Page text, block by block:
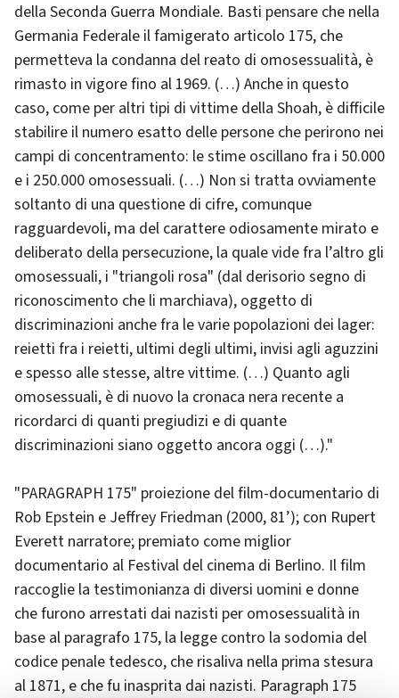
della Seconda Guerra Mondiale. Basti pensare che nella
Germania Federale il famigerato articolo 175, che
permetteva la condanna del reato di omosessualità, è
rimasto in vigore fino al 1969. (…) Anche in questo
caso, come per altri tipi di vittime della Shoah, è difficile
stabilire il numero esatto delle persone che perirono nei
campi di concentramento: le stime oscillano fra i 50.000
e i 250.000 omosessuali. (…) Non si tratta ovviamente
soltanto di una questione di cifre, comunque
ragguardevoli, ma del carattere odiosamente mirato e
deliberato della persecuzione, la quale vide fra l’altro gli
omosessuali, i "triangoli rosa" (dal derisorio segno di
riconoscimento che li marchiava), oggetto di
discriminazioni anche fra le varie popolazioni dei lager:
reietti fra i reietti, ultimi degli ultimi, invisi agli aguzzini
e spesso alle stesse, altre vittime. (…) Quanto agli
omosessuali, è di nuovo la cronaca nera recente a
ricordarci di quanti pregiudizi e di quante
discriminazioni siano oggetto ancora oggi (…)."
"PARAGRAPH 175" proiezione del film-documentario di
Rob Epstein e Jeffrey Friedman (2000, 81’); con Rupert
Everett narratore; premiato come miglior
documentario al Festival del cinema di Berlino. Il film
raccoglie la testimonianza di diversi uomini e donne
che furono arrestati dai nazisti per omosessualità in
base al paragrafo 175, la legge contro la sodomia del
codice penale tedesco, che risaliva nella prima stesura
al 1871, e che fu inasprita dai nazisti. Paragraph 175